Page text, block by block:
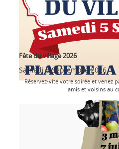
Fête du village 2026
Samedi 5 Septembre 2026
Réservez-vite votre soirée et venez
amis et voisins au